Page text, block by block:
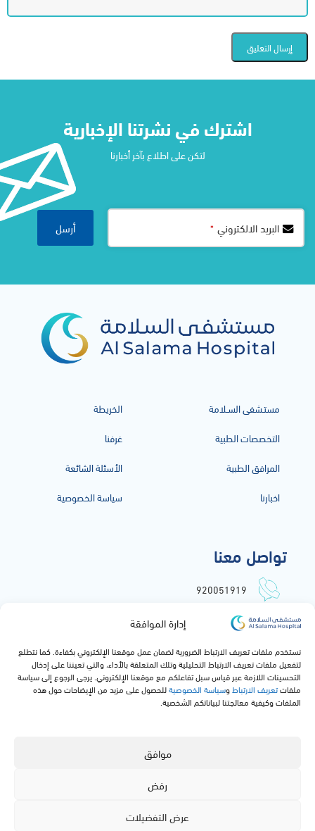
إدارة الموافقة
نستخدم ملفات تعريف الارتباط الضرورية لضمان عمل موقعنا الإلكتروني بكفاءة. كما نتطلع
لتفعيل ملفات تعريف الارتباط التحليلية وتلك المتعلقة بالأداء، والتي تعيننا على إدخال
التحسينات اللازمة عبر قياس سبل تفاعلكم مع موقعنا الإلكتروني. يرجى الرجوع إلى سياسة
ملفاتتعريف الارتباط وسياسة الخصوصيةللحصول على مزيد من الإيضاحات حول هذه
الملفات وكيفية معالجتنا لبياناتكم الشخصية.
موافق
رفض
عرض التفضيلات
اشترك في نشرتنا الإخبارية​
لتكن على اطلاع بآخر أخبارنا
البريد الالكتروني * أرسل
Name
*
مستـشفى السـلامة
التخصصات الطبية
المرافق الطبية
اخبارنا
الخريطة
غرفنا
الأسئلة الشائعة
سياسة الخصوصية
تواصل معنا
920051919
info@alsalamahospital.com
جدة, المملكة العربية السعودية